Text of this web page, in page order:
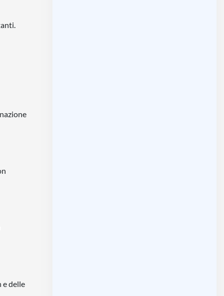
e delle